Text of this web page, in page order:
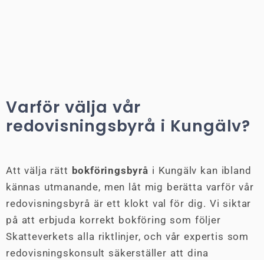
Varför välja vår
redovisningsbyrå i Kungälv?
Att välja rätt bokföringsbyrå i Kungälv kan ibland
kännas utmanande, men låt mig berätta varför vår
redovisningsbyrå är ett klokt val för dig. Vi siktar
på att erbjuda korrekt bokföring som följer
Skatteverkets alla riktlinjer, och vår expertis som
redovisningskonsult säkerställer att dina